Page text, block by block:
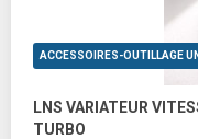
LNS VARIATEUR
TURBO